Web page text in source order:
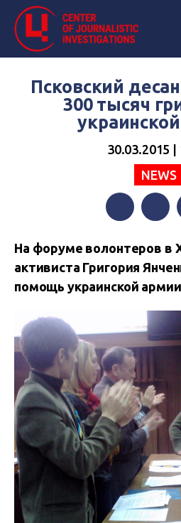
Псковский
300 тысяч
30.03.2015 |
NEWS
На форуме волонтеров в
активиста Григория
помощь украинской